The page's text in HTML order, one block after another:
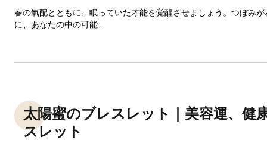
春の氣配とともに、眠っていた才能を覚醒させましょう。つぼみ
に、あなたの中の可能...
太陽蜜のブレスレット｜美容運、健
スレット